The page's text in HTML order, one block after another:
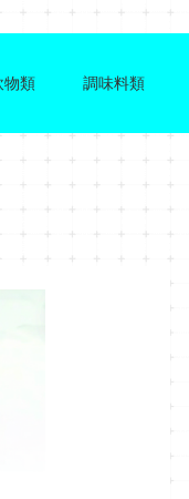
物類 調味料類